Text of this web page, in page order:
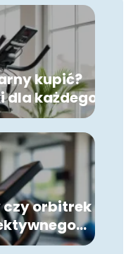
kupić?
dla każdego
czy orbitrek